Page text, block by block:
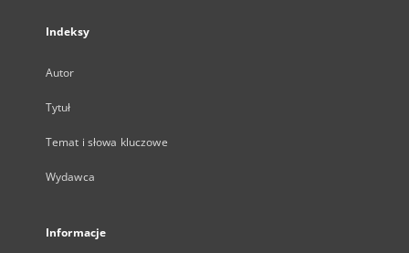
Indeksy
Autor
Tytuł
Temat i słowa kluczowe
Wydawca
Informacje